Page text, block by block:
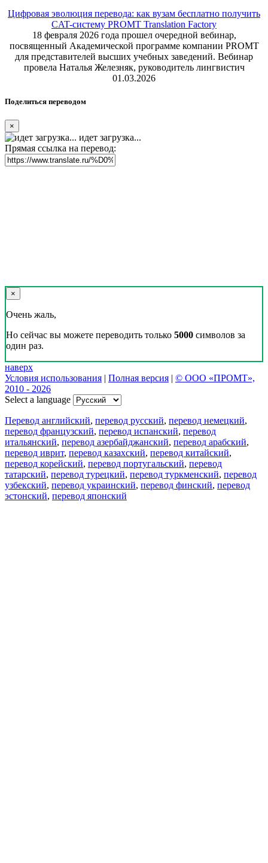
Цифровая эволюция перевода: как вузам бесплатно получить
CAT-систему PROMT Translation Factory
18 февраля 2026 года прошел очередной вебинар,
посвященный Академической программе компании PROMT
для представителей высших учебных заведений. Вебинар
провела Наталья Железняк, руководитель лингвистич
01.03.2026
Поделиться переводом
×
идет загрузка...
Прямая ссылка на перевод:
×
Очень жаль,
Но сейчас вы можете переводить только 5000 символов за
один раз.
наверх
Условия использования | Полная версия | © ООО «ПРОМТ»,
2010 - 2026
Select a language
Перевод английский, перевод русский, перевод немецкий,
перевод французский, перевод испанский, перевод
итальянский, перевод азербайджанский, перевод арабский,
перевод иврит, перевод казахский, перевод китайский,
перевод корейский, перевод португальский, перевод
татарский, перевод турецкий, перевод туркменский, перевод
узбекский, перевод украинский, перевод финский, перевод
эстонский, перевод японский